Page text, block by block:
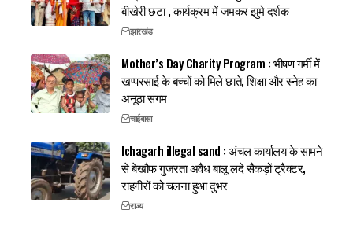
बीखेरी छटा , कार्यक्रम में जमकर झुमे दर्शक
झारखंड
Mother’s Day Charity Program : भीषण गर्मी में
खप्परसाई के बच्चों को मिले छाते, शिक्षा और स्नेह का
अनूठा संगम
चाईबासा
Ichagarh illegal sand : अंचल कार्यालय के सामने
से बेखौफ गुजरता अवैध बालू लदे सैकड़ों ट्रैक्टर,
राहगीरों को चलना हुआ दुभर
राज्य